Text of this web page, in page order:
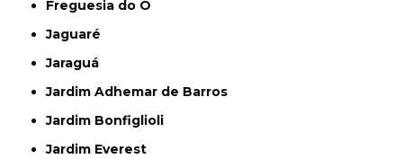
Freguesia do Ó
Jaguaré
Jaraguá
Jardim Adhemar de Barros
Jardim Bonfiglioli
Jardim Everest